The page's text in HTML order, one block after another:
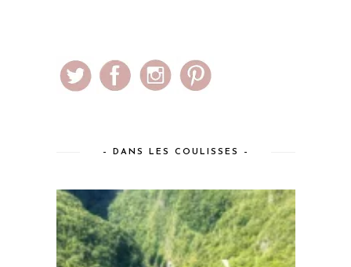
– DANS LES COULISSES –